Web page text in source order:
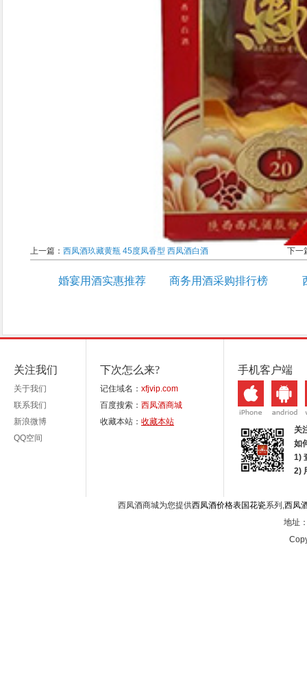
上一篇： 西凤酒玖藏黄瓶 45度凤香型 西凤酒白酒 下一
婚宴用酒实惠推荐 商务用酒采购排行榜
关注我们
关于我们
联系我们
新浪微博
QQ空间
下次怎么来?
记住域名： xfjvip.com
百度搜索： 西凤酒商城
收藏本站： 收藏本站
手机客户端
关
如
1)
2)
西凤酒商城为您提供西凤酒价格表国花瓷系列, 西凤
地址